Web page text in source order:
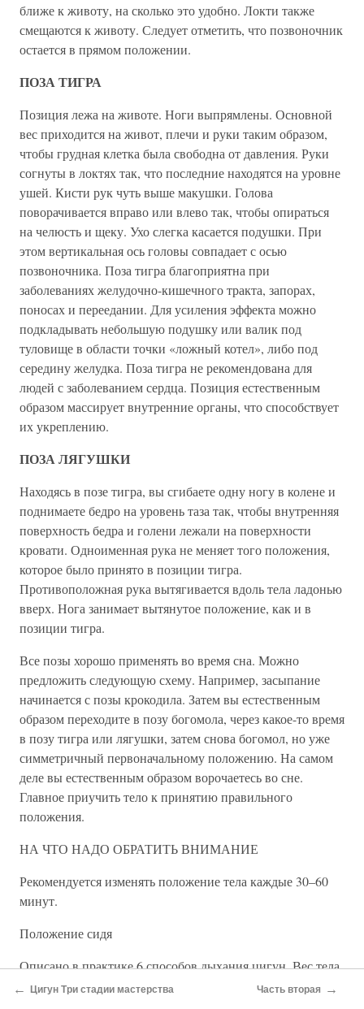
ближе к животу, на сколько это удобно. Локти также
смещаются к животу. Следует отметить, что позвоночник
остается в прямом положении.
ПОЗА ТИГРА
Позиция лежа на животе. Ноги выпрямлены. Основной
вес приходится на живот, плечи и руки таким образом,
чтобы грудная клетка была свободна от давления. Руки
согнуты в локтях так, что последние находятся на уровне
ушей. Кисти рук чуть выше макушки. Голова
поворачивается вправо или влево так, чтобы опираться
на челюсть и щеку. Ухо слегка касается подушки. При
этом вертикальная ось головы совпадает с осью
позвоночника. Поза тигра благоприятна при
заболеваниях желудочно-кишечного тракта, запорах,
поносах и переедании. Для усиления эффекта можно
подкладывать небольшую подушку или валик под
туловище в области точки «ложный котел», либо под
середину желудка. Поза тигра не рекомендована для
людей с заболеванием сердца. Позиция естественным
образом массирует внутренние органы, что способствует
их укреплению.
ПОЗА ЛЯГУШКИ
Находясь в позе тигра, вы сгибаете одну ногу в колене и
поднимаете бедро на уровень таза так, чтобы внутренняя
поверхность бедра и голени лежали на поверхности
кровати. Одноименная рука не меняет того положения,
которое было принято в позиции тигра.
Противоположная рука вытягивается вдоль тела ладонью
вверх. Нога занимает вытянутое положение, как и в
позиции тигра.
Все позы хорошо применять во время сна. Можно
предложить следующую схему. Например, засыпание
начинается с позы крокодила. Затем вы естественным
образом переходите в позу богомола, через какое-то время
в позу тигра или лягушки, затем снова богомол, но уже
симметричный первоначальному положению. На самом
деле вы естественным образом ворочаетесь во сне.
Главное приучить тело к принятию правильного
положения.
НА ЧТО НАДО ОБРАТИТЬ ВНИМАНИЕ
Рекомендуется изменять положение тела каждые 30–60
минут.
Положение сидя
Описано в практике 6 способов дыхания цигун. Вес тела
распределяется на 4 точках опоры — ягодицы и стопы.
← Цигун Три стадии мастерства Часть вторая →